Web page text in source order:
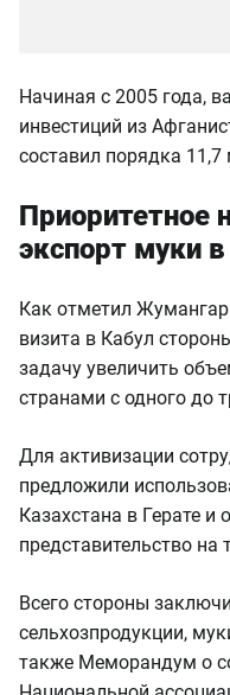
Начиная с 2005 года,
инвестиций из
составил порядка
Приоритетное
экспорт муки
Как отметил
визита в Кабул
задачу увеличить
странами с одного до
Для активизации
предложили
Казахстана в Герате и
представительство на
Всего стороны
сельхозпродукции,
также Меморандум о